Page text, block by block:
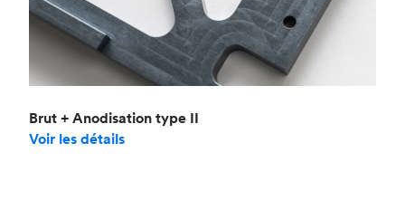
Brut + Anodisation type II
Voir les détails